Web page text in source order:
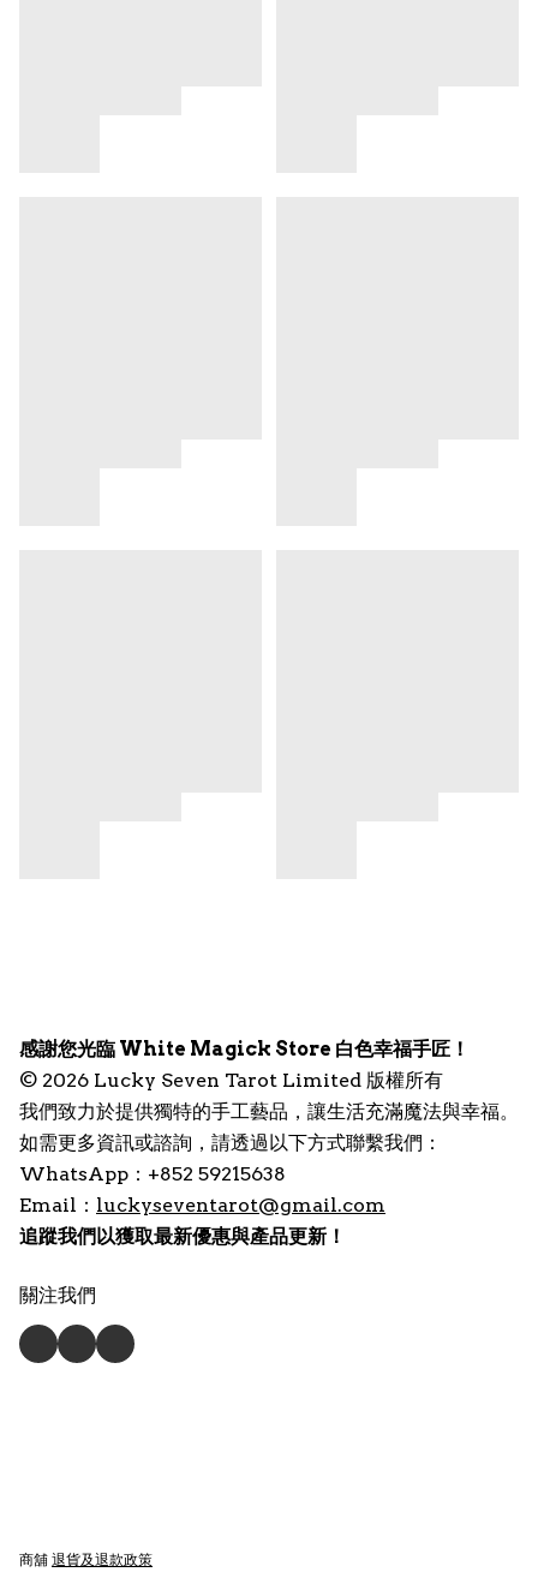
感謝您光臨 White Magick Store 白色幸福手匠！
© 2026 Lucky Seven Tarot Limited 版權所有
我們致力於提供獨特的手工藝品，讓生活充滿魔法與幸福。
如需更多資訊或諮詢，請透過以下方式聯繫我們：
WhatsApp：+852 59215638
Email： luckyseventarot@gmail.com
追蹤我們以獲取最新優惠與產品更新！
關注我們
商舖 退貨及退款政策